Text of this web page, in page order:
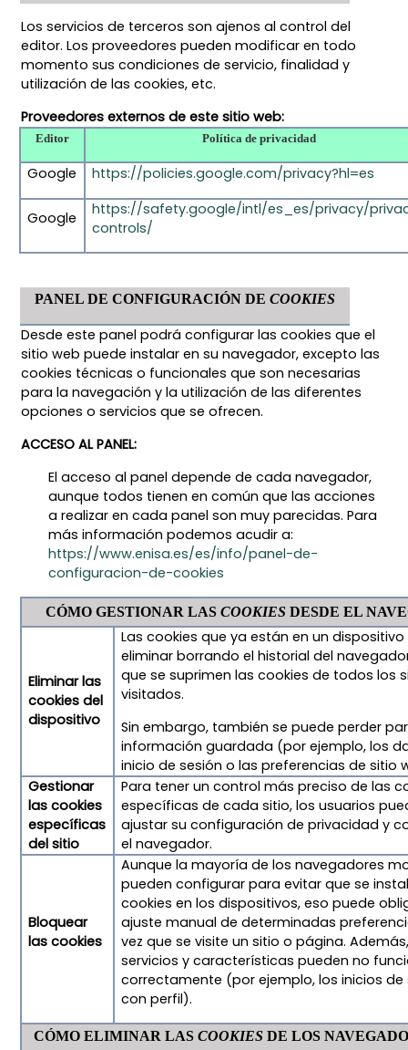
Los servicios de terceros son ajenos al control del
editor. Los proveedores pueden modificar en todo
momento sus condiciones de servicio, finalidad y
utilización de las cookies, etc.
Proveedores externos de este sitio web:
Editor Política de privacidad
Google https://policies.google.com/privacy?hl=es
Google
https://safety.google/intl/es_es/privacy/
controls/
PANEL DE CONFIGURACIÓN DECOOKIES
Desde este panel podrá configurar las cookies que el
sitio web puede instalar en su navegador, excepto las
cookies técnicas o funcionales que son necesarias
para la navegación y la utilización de las diferentes
opciones o servicios que se ofrecen.
ACCESO AL PANEL:
El acceso al panel depende de cada navegador,
aunque todos tienen en común que las acciones
a realizar en cada panel son muy parecidas. Para
más información podemos acudir a:
https://www.enisa.es/es/info/panel-de-
configuracion-de-cookies
CÓMO GESTIONAR LASCOOKIES DESDE EL
Eliminar las
cookies del
dispositivo
Las cookies que ya están en un
eliminar borrando el historial del
que se suprimen las cookies de todos los
visitados.
Sin embargo, también se puede perder
información guardada (por ejemplo, los
inicio de sesión o las preferencias de sitio
Gestionar
las cookies
específicas
del sitio
Para tener un control más preciso de las
específicas de cada sitio, los usuarios
ajustar su configuración de privacidad y
el navegador.
Bloquear
las cookies
Aunque la mayoría de los navegadores
pueden configurar para evitar que se
cookies en los dispositivos, eso puede
ajuste manual de determinadas
vez que se visite un sitio o página.
servicios y características pueden no
correctamente (por ejemplo, los inicios de
con perfil).
CÓMO ELIMINAR LAS COOKIESDE LOS